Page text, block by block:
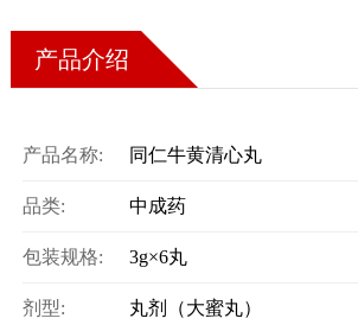
产品介绍
产品名称: 同仁牛黄清心丸
品类: 中成药
包装规格: 3g×6丸
剂型: 丸剂（大蜜丸）